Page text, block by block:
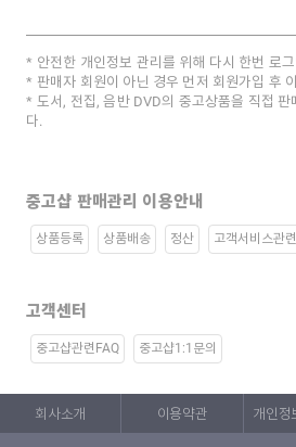
안전한 개인정보 관리를 위해 다시 한번 로
판매자 회원이 아닌 경우 먼저 회원가입 후
도서, 전집, 음반 DVD의 중고상품을 직접 판
다.
중고샵 판매관리 이용안내
상품등록 상품배송 정산 고객서비스관련
고객센터
중고샵관련FAQ 중고샵1:1문의
회사소개 이용약관 개인정